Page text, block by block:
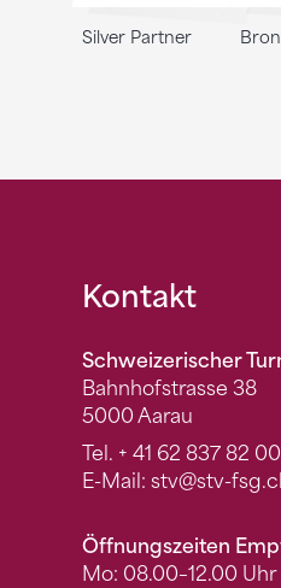
Silver Partner
Fusszeile
Kontakt
Schweizerischer
Bahnhofstrasse 38
5000 Aarau
Tel. + 41 62 837 82 00
E-Mail: stv@stv-
Öffnungszeiten
Mo: 08.00–12.00 Uhr